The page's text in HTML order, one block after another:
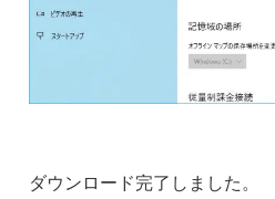
ダウンロード完了しました。